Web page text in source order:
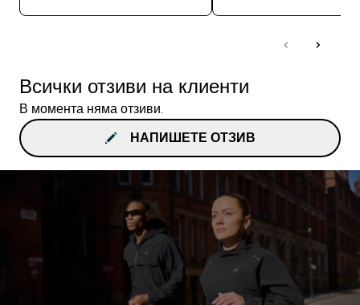
Всички отзиви на клиенти
В момента няма отзиви.
НАПИШЕТЕ ОТЗИВ